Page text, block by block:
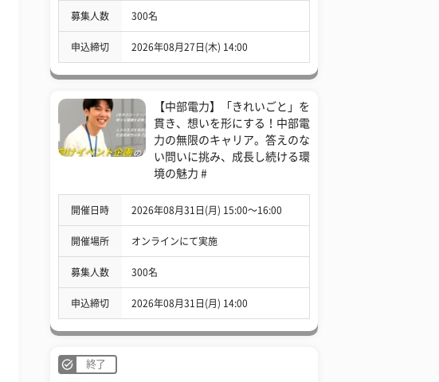
募集人数 300名
申込締切 2026年08月27日(木) 14:00
【中部電力】「きれいごと」を
貫き、想いを形にする！中部電
力の無限のキャリア。答えのな
い問いに挑み、成長し続ける環
境の魅力 #
開催日時 2026年08月31日(月) 15:00〜16:00
開催場所 オンラインにて実施
募集人数 300名
申込締切 2026年08月31日(月) 14:00
終了